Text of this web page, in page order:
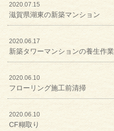
2020.07.15
滋賀県湖東の新築マンション
2020.06.17
新築タワーマンションの養生作業
2020.06.10
フローリング施工前清掃
2020.06.10
CF糊取り